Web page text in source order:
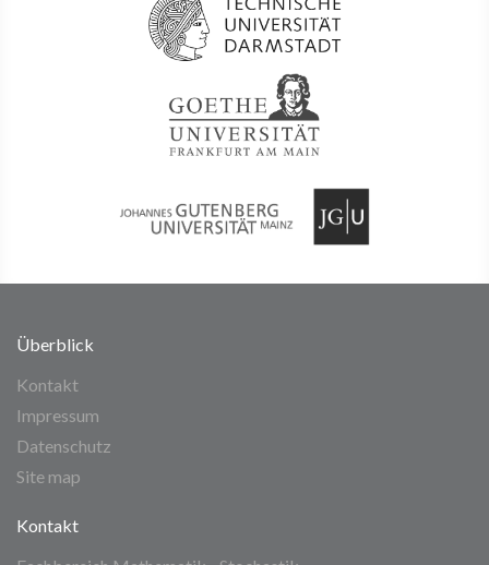
Überblick
Kontakt
Impressum
Datenschutz
Site map
Kontakt